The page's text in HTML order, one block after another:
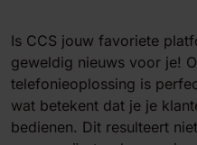
Is CCS jouw favoriete
geweldig nieuws voor je!
telefonieoplossing is
wat betekent dat je je
bedienen. Dit resulteert